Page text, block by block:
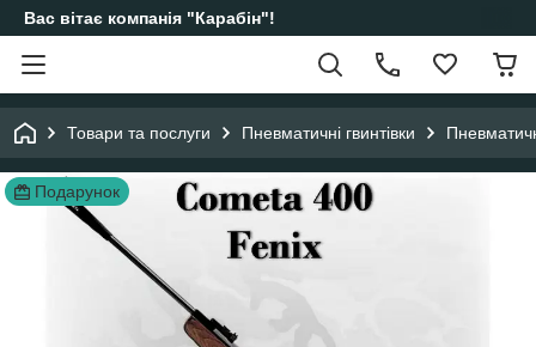
Вас вітає компанія "Карабін"!
Товари та послуги Пневматичні гвинтівки
Подарунок